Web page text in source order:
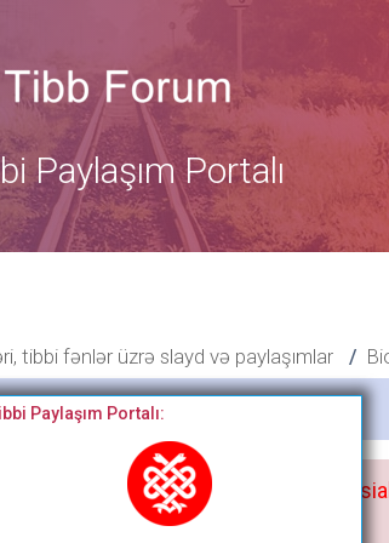
Paylaşım Portalı
tibbi fənlər üzrə slayd və paylaşımlar
Bitdi
Paylaşım Portalı:
heç bir qrupda, saytda və sosial
mütləq tanış olun: